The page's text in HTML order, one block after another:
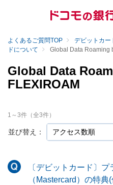
よくあるご質問TOP デビットカー
ドについて
Global Data Roaming
Global Data
FLEXIROAM
並び替え：
1 ～3件（全3件）
〔デビットカード〕
（Mastercard）の特